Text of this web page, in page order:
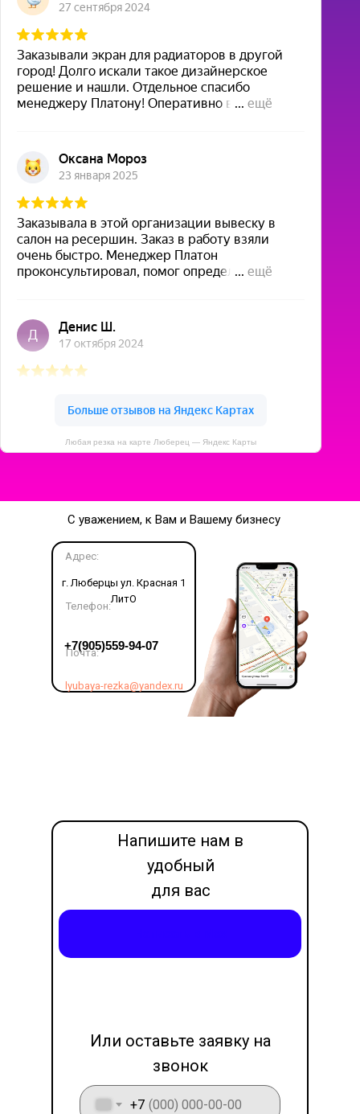
Любая резка на карте Люберец — Яндекс Карты
+7
Напишите нам в
удобный
для вас
месседжер
Или оставьте заявку на
звонок
С уважением, к Вам и Вашему бизнесу
Адрес:
г. Люберцы ул. Красная 1
ЛитО
Телефон:
+7(905)559-94-07
Почта:
lyubaya-rezka@yandex.ru